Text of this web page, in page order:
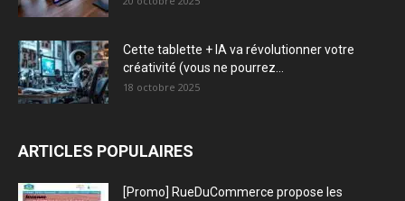
Cette tablette + IA va révolutionner votre
créativité (vous ne pourrez...
18 octobre 2025
ARTICLES POPULAIRES
[Promo] RueDuCommerce propose les